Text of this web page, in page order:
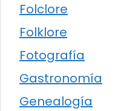
Folclore
Folklore
Fotografía
Gastronomía
Genealogía